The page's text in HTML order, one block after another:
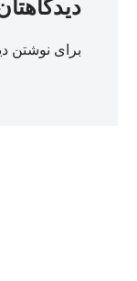
برای نوشتن